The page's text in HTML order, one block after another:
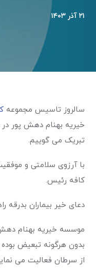
۲۱ آذر ۱۴۰۳
سالروز تاسیس مجموعه
خیریه بهنام دهش پور در
تبریک می گوییم.
با آرزوی سلامتی و
کافه رئیس.
‌‎دعای خیر بیماران بدرقه راهتان!
موسسه خیریه بهنام دهش
بدون هرگونه تبعیض
از سرطان فعالیت می